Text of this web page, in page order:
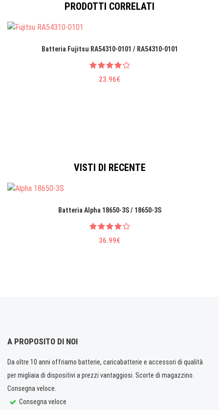
PRODOTTI CORRELATI
Batteria Fujitsu RA54310-0101 / RA54310-0101
23.96€
VISTI DI RECENTE
Batteria Alpha 18650-3S / 18650-3S
36.99€
A PROPOSITO DI NOI
Da oltre 10 anni offriamo batterie, caricabatterie e accessori di qualità
per migliaia di dispositivi a prezzi vantaggiosi. Scorte di magazzino.
Consegna veloce.
Consegna veloce